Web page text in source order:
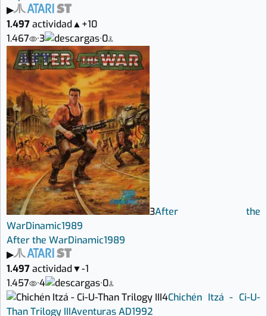
▶
1.497actividad▲+10
1.467
·3 ·0
3After the
WarDinamic1989
After the WarDinamic1989
▶
1.497actividad▼-1
1.457
·4 ·0
4Chichén Itzá - Ci-U-
Than Trilogy IIIAventuras AD1992